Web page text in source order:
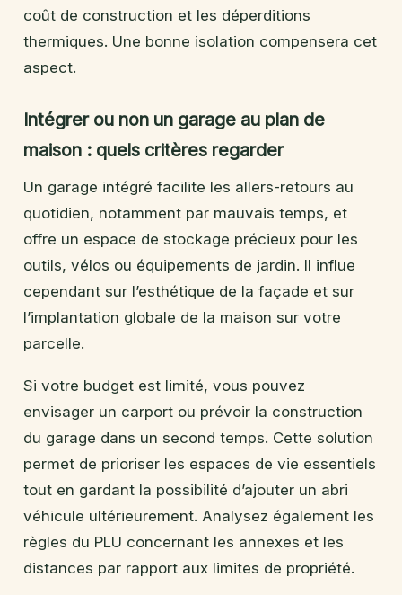
coût de construction et les déperditions
thermiques. Une bonne isolation compensera cet
aspect.
Intégrer ou non un garage au plan de
maison : quels critères regarder
Un garage intégré facilite les allers-retours au
quotidien, notamment par mauvais temps, et
offre un espace de stockage précieux pour les
outils, vélos ou équipements de jardin. Il influe
cependant sur l’esthétique de la façade et sur
l’implantation globale de la maison sur votre
parcelle.
Si votre budget est limité, vous pouvez
envisager un carport ou prévoir la construction
du garage dans un second temps. Cette solution
permet de prioriser les espaces de vie essentiels
tout en gardant la possibilité d’ajouter un abri
véhicule ultérieurement. Analysez également les
règles du PLU concernant les annexes et les
distances par rapport aux limites de propriété.